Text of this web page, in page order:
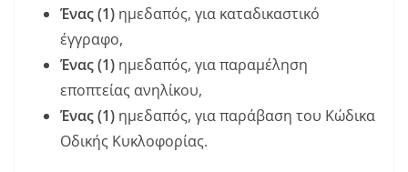
Ένας (1) ημεδαπός, για καταδικαστικό
έγγραφο,
Ένας (1) ημεδαπός, για παραμέληση
εποπτείας ανηλίκου,
Ένας (1) ημεδαπός, για παράβαση του Κώδικα
Οδικής Κυκλοφορίας.